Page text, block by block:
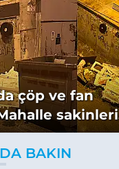
çöp ve fan
sakinleri
BAKIN